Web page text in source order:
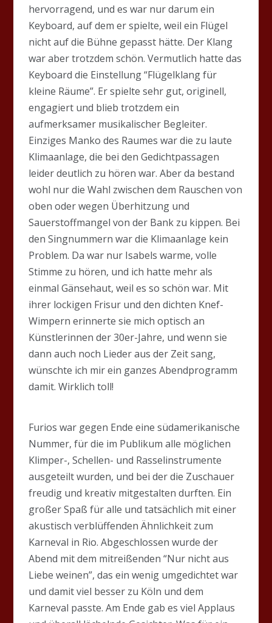
hervorragend, und es war nur darum ein
Keyboard, auf dem er spielte, weil ein Flügel
nicht auf die Bühne gepasst hätte. Der Klang
war aber trotzdem schön. Vermutlich hatte das
Keyboard die Einstellung “Flügelklang für
kleine Räume”. Er spielte sehr gut, originell,
engagiert und blieb trotzdem ein
aufmerksamer musikalischer Begleiter.
Einziges Manko des Raumes war die zu laute
Klimaanlage, die bei den Gedichtpassagen
leider deutlich zu hören war. Aber da bestand
wohl nur die Wahl zwischen dem Rauschen von
oben oder wegen Überhitzung und
Sauerstoffmangel von der Bank zu kippen. Bei
den Singnummern war die Klimaanlage kein
Problem. Da war nur Isabels warme, volle
Stimme zu hören, und ich hatte mehr als
einmal Gänsehaut, weil es so schön war. Mit
ihrer lockigen Frisur und den dichten Knef-
Wimpern erinnerte sie mich optisch an
Künstlerinnen der 30er-Jahre, und wenn sie
dann auch noch Lieder aus der Zeit sang,
wünschte ich mir ein ganzes Abendprogramm
damit. Wirklich toll!
Furios war gegen Ende eine südamerikanische
Nummer, für die im Publikum alle möglichen
Klimper-, Schellen- und Rasselinstrumente
ausgeteilt wurden, und bei der die Zuschauer
freudig und kreativ mitgestalten durften. Ein
großer Spaß für alle und tatsächlich mit einer
akustisch verblüffenden Ähnlichkeit zum
Karneval in Rio. Abgeschlossen wurde der
Abend mit dem mitreißenden “Nur nicht aus
Liebe weinen”, das ein wenig umgedichtet war
und damit viel besser zu Köln und dem
Karneval passte. Am Ende gab es viel Applaus